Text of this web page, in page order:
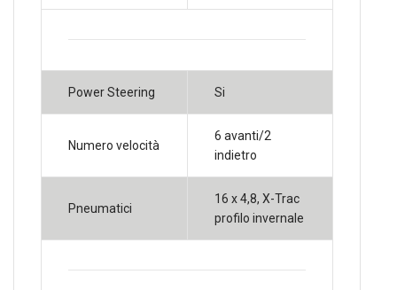
Power Steering Si
Numero velocità
6 avanti/2
indietro
Pneumatici
16 x 4,8, X-Trac
profilo invernale